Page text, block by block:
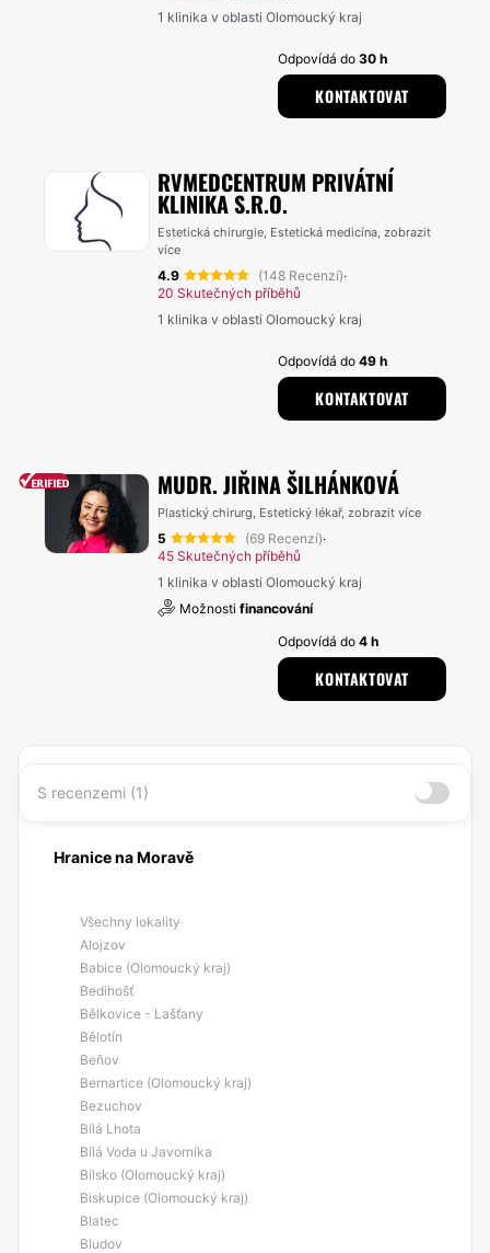
1 klinika v oblasti Olomoucký kraj
Odpovídá do30 h
KONTAKTOVAT
RVMEDCENTRUM PRIVÁTNÍ
KLINIKA S.R.O.
Estetická chirurgie, Estetická medicína, zobrazit
více
4.9 (148 Recenzí)·
20 Skutečných příběhů
1 klinika v oblasti Olomoucký kraj
Odpovídá do49 h
KONTAKTOVAT
MUDR. JIŘINA ŠILHÁNKOVÁ
Plastický chirurg, Estetický lékař, zobrazit více
5 (69 Recenzí)·
45 Skutečných příběhů
1 klinika v oblasti Olomoucký kraj
Možnosti financování
Odpovídá do4 h
KONTAKTOVAT
S recenzemi (1)
Hranice na Moravě
Všechny lokality
Alojzov
Babice (Olomoucký kraj)
Bedihošť
Bělkovice - Lašťany
Bělotín
Beňov
Bernartice (Olomoucký kraj)
Bezuchov
Bílá Lhota
Bílá Voda u Javorníka
Bílsko (Olomoucký kraj)
Biskupice (Olomoucký kraj)
Blatec
Bludov